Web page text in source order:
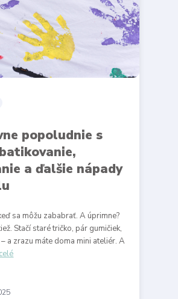
popoludnie s
a ďalšie nápady
sa môžu zababrať. A úprimne?
Stačí staré tričko, pár gumičiek,
a zrazu máte doma mini ateliér. A